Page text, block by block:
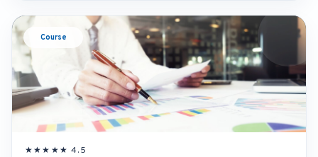
Course
★★★★★ 4.5